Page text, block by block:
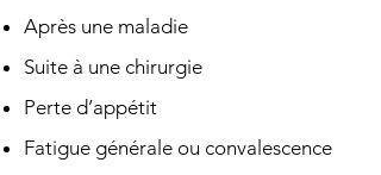
Après une maladie
Suite à une chirurgie
Perte d’appétit
Fatigue générale ou convalescence